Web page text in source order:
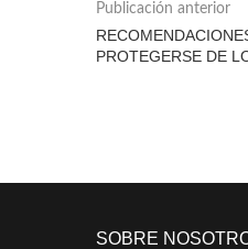
Publicación anterior
PROTEGERSE DE
SOBRE